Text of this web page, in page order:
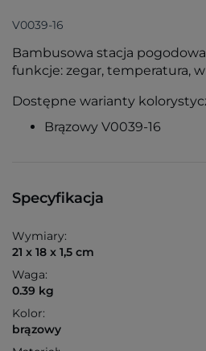
V0039-16
Bambusowa stacja
funkcje: zegar, temperatura,
Dostępne warianty
Brązowy V0039-16
Specyfikacja
Wymiary:
21 x 18 x 1,5 cm
Waga:
0.39 kg
Kolor:
brązowy